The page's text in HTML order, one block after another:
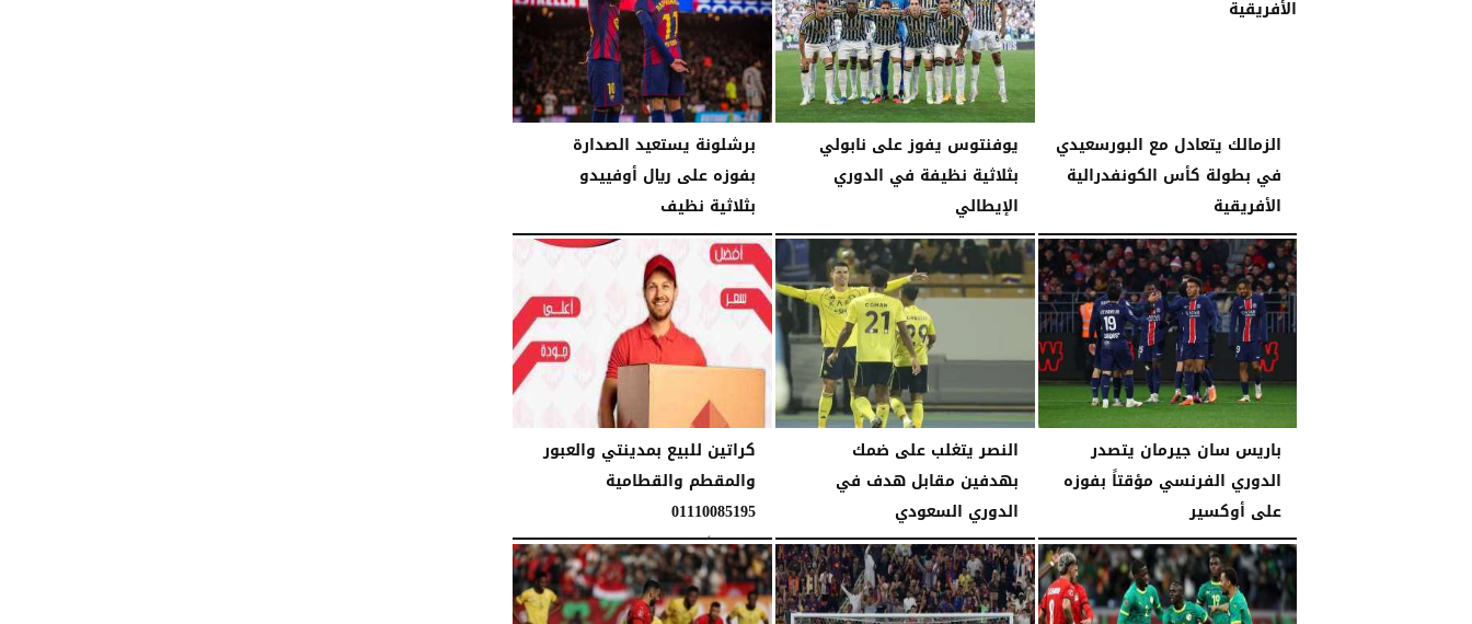
الزمالك يتعادل مع البورسعيدي
في بطولة كأس الكونفدرالية
الأفريقية
الإثنين، 26 يناير 2026 04:46 مـ
يوفنتوس يفوز على نابولي
بثلاثية نظيفة في الدوري
الإيطالي
الإثنين، 26 يناير 2026 04:42 مـ
برشلونة يستعيد الصدارة
بفوزه على ريال أوفييدو
بثلاثية نظيف
الإثنين، 26 يناير 2026 04:39 مـ
باريس سان جيرمان يتصدر
الدوري الفرنسي مؤقتاً بفوزه
على أوكسير
السبت، 24 يناير 2026 11:28 مـ
النصر يتغلب على ضمك
بهدفين مقابل هدف في
الدوري السعودي
الخميس، 22 يناير 2026 11:13 مـ
كراتين للبيع بمدينتي والعبور
والمقطم والقطامية
01110085195
السبت، 11 أبريل 2026 11:13 صـ